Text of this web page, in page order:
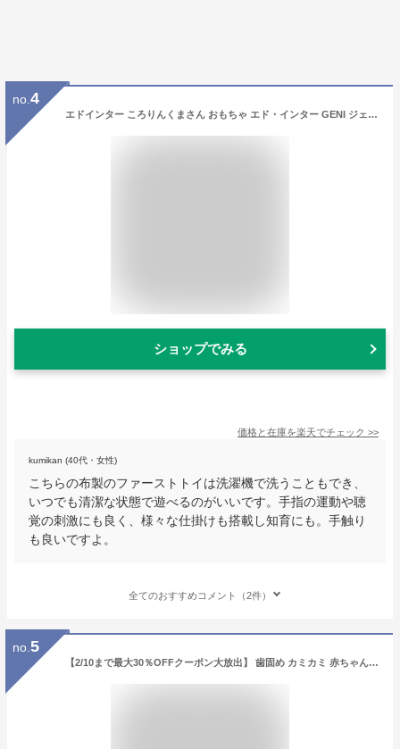
no. 4
エドインター ころりんくまさん おもちゃ エド・インター GENI ジェニ / 知育玩具 ラトル 布製 布のおもちゃ ベビー / 誕生日 出産祝い プレゼント ギフト おもちゃ 男の子 女の子 0歳 3か月 6か月 ガラガラ クリスマス クリスマスプレゼント
ショップでみる
価格と在庫を楽天でチェック >>
kumikan (40代・女性)
こちらの布製のファーストトイは洗濯機で洗うこともでき、
いつでも清潔な状態で遊べるのがいいです。手指の運動や聴
覚の刺激にも良く、様々な仕掛けも搭載し知育にも。手触り
も良いですよ。
全てのおすすめコメント（2件）
no. 5
【2/10まで最大30％OFFクーポン大放出】 歯固め カミカミ 赤ちゃん おもちゃ ラトル 知育玩具 シリコン はがため 歯がため ガラガラ 出産祝い 生え始め 色 ベビー かわいい おしゃれ おすすめ いつまで 0歳 3ヶ月 6ヶ月 7ヶ月 8ヶ月 9ヶ月 10ヶ月